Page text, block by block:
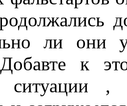
ли они
к
ситуации ,